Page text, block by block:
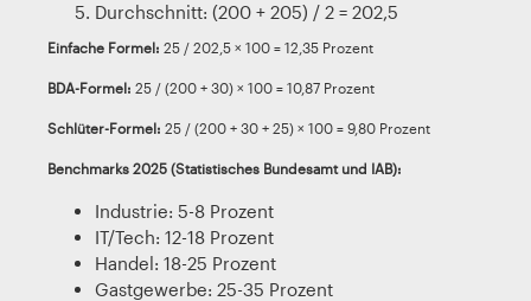
Durchschnitt: (200 + 205) / 2 = 202,5
Einfache Formel: 25 / 202,5 × 100 = 12,35 Prozent
BDA-Formel: 25 / (200 + 30) × 100 = 10,87 Prozent
Schlüter-Formel: 25 / (200 + 30 + 25) × 100 = 9,80 Prozent
Benchmarks 2025 (Statistisches Bundesamt und IAB):
Industrie: 5-8 Prozent
IT/Tech: 12-18 Prozent
Handel: 18-25 Prozent
Gastgewerbe: 25-35 Prozent